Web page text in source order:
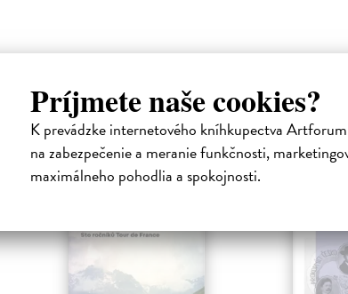
Príjmete naše cookies?
K prevádzke internetového kníhkupectva
na zabezpečenie a meranie funkčnosti,
maximálneho pohodlia a spokojnosti.
Čitatelia s